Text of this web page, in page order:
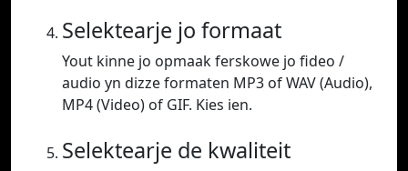
Selektearje jo formaat
Yout kinne jo opmaak ferskowe jo fideo /
audio yn dizze formaten MP3 of WAV (Audio),
MP4 (Video) of GIF. Kies ien.
Selektearje de kwaliteit